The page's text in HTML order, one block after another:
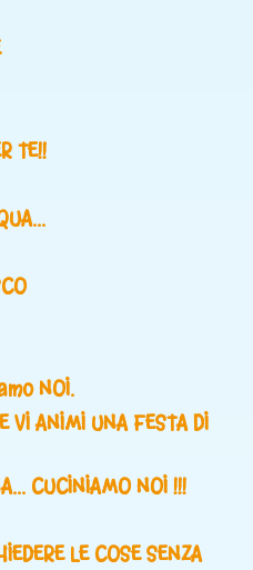
TE!!
NOI.
VI ANIMI UNA FESTA DI
CUCINIAMO NOI !!!
LE COSE SENZA